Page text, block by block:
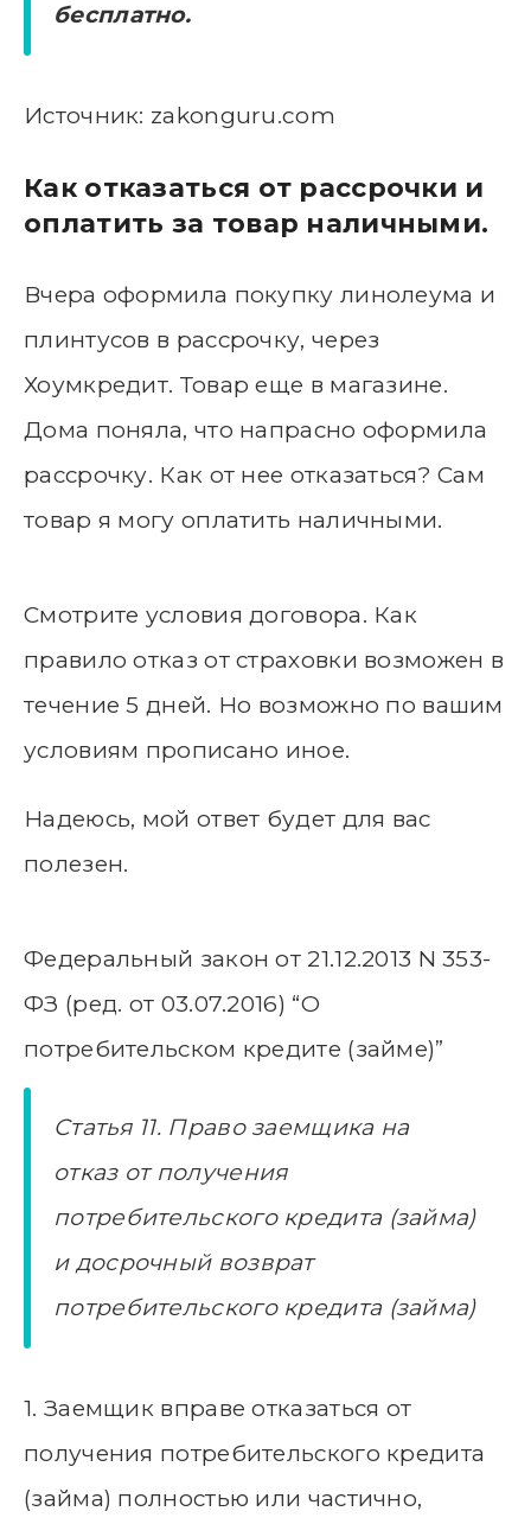
бесплатно.
Источник: zakonguru.com
Как отказаться от рассрочки и
оплатить за товар наличными.
Вчера оформила покупку линолеума и
плинтусов в рассрочку, через
Хоумкредит. Товар еще в магазине.
Дома поняла, что напрасно оформила
рассрочку. Как от нее отказаться? Сам
товар я могу оплатить наличными.
Смотрите условия договора. Как
правило отказ от страховки возможен в
течение 5 дней. Но возможно по вашим
условиям прописано иное.
Надеюсь, мой ответ будет для вас
полезен.
Федеральный закон от 21.12.2013 N 353-
ФЗ (ред. от 03.07.2016) “О
потребительском кредите (займе)”
Статья 11. Право заемщика на
отказ от получения
потребительского кредита (займа)
и досрочный возврат
потребительского кредита (займа)
1. Заемщик вправе отказаться от
получения потребительского кредита
(займа) полностью или частично,